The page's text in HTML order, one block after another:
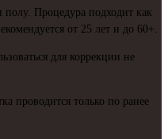
полу. Процедура подходит как
от 25 лет и до 60+.
для коррекции не
проводится только по ранее